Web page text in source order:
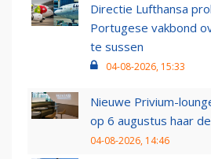
Directie Lufthansa
Portugese vakbond
te sussen
04-08-2026, 15:33
Nieuwe Privium-
op 6 augustus haar
04-08-2026, 14:46